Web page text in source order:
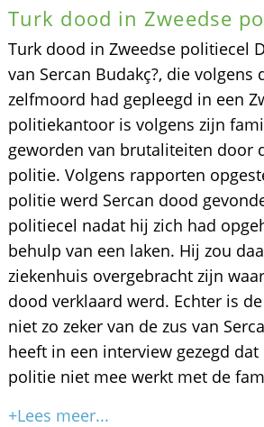
Turk dood in Zweedse
Turk dood in Zweedse politiecel
van Sercan Budakç?, die volgens
zelfmoord had gepleegd in een
politiekantoor is volgens zijn
geworden van brutaliteiten door
politie. Volgens rapporten
politie werd Sercan dood
politiecel nadat hij zich had
behulp van een laken. Hij zou
ziekenhuis overgebracht zijn
dood verklaard werd. Echter is
niet zo zeker van de zus van
heeft in een interview gezegd dat
politie niet mee werkt met de
+Lees meer...